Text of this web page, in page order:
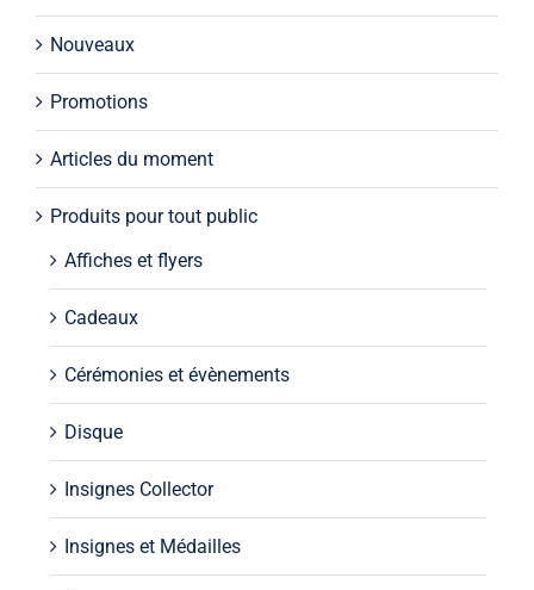
Nouveaux
Promotions
Articles du moment
Produits pour tout public
Affiches et flyers
Cadeaux
Cérémonies et évènements
Disque
Insignes Collector
Insignes et Médailles